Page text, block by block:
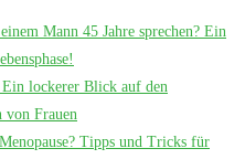
Mann 45 Jahre sprechen? Ein
Ein lockerer Blick auf den
von Frauen
Tipps und Tricks für